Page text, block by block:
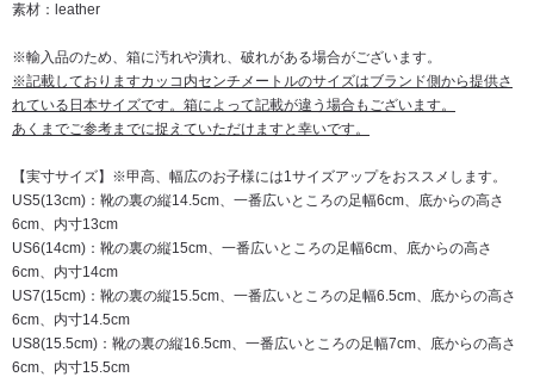
素材：leather
※輸入品のため、箱に汚れや潰れ、破れがある場合がございます。
※記載しておりますカッコ内センチメートルのサイズはブランド側から提供さ
れている日本サイズです。箱によって記載が違う場合もございます。
あくまでご参考までに捉えていただけますと幸いです。
【実寸サイズ】※甲高、幅広のお子様には1サイズアップをおススメします。
US5(13cm)：靴の裏の縦14.5cm、一番広いところの足幅6cm、底からの高さ
6cm、内寸13cm
US6(14cm)：靴の裏の縦15cm、一番広いところの足幅6cm、底からの高さ
6cm、内寸14cm
US7(15cm)：靴の裏の縦15.5cm、一番広いところの足幅6.5cm、底からの高さ
6cm、内寸14.5cm
US8(15.5cm)：靴の裏の縦16.5cm、一番広いところの足幅7cm、底からの高さ
6cm、内寸15.5cm